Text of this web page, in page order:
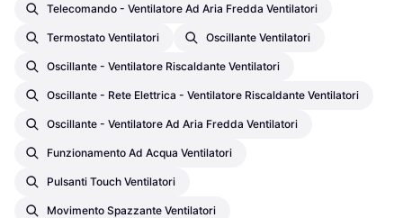
Telecomando - Ventilatore Ad Aria Fredda Ventilatori
Termostato Ventilatori Oscillante Ventilatori
Oscillante - Ventilatore Riscaldante Ventilatori
Oscillante - Rete Elettrica - Ventilatore Riscaldante Ventilatori
Oscillante - Ventilatore Ad Aria Fredda Ventilatori
Funzionamento Ad Acqua Ventilatori
Pulsanti Touch Ventilatori
Movimento Spazzante Ventilatori